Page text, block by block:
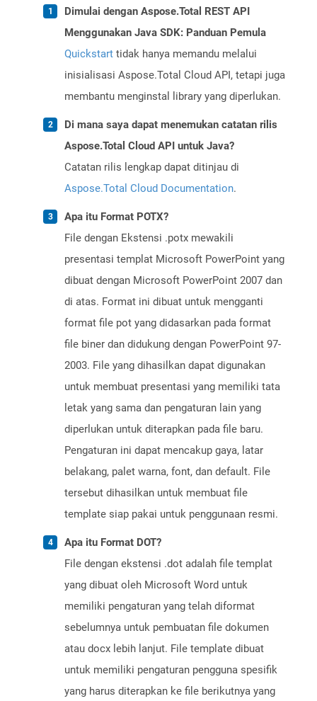
Dimulai dengan Aspose.Total REST API
Menggunakan Java SDK: Panduan Pemula
Quickstart tidak hanya memandu melalui
inisialisasi Aspose.Total Cloud API, tetapi juga
membantu menginstal library yang diperlukan.
Di mana saya dapat menemukan catatan rilis
Aspose.Total Cloud API untuk Java?
Catatan rilis lengkap dapat ditinjau di
Aspose.Total Cloud Documentation.
Apa itu Format POTX?
File dengan Ekstensi .potx mewakili
presentasi templat Microsoft PowerPoint yang
dibuat dengan Microsoft PowerPoint 2007 dan
di atas. Format ini dibuat untuk mengganti
format file pot yang didasarkan pada format
file biner dan didukung dengan PowerPoint 97-
2003. File yang dihasilkan dapat digunakan
untuk membuat presentasi yang memiliki tata
letak yang sama dan pengaturan lain yang
diperlukan untuk diterapkan pada file baru.
Pengaturan ini dapat mencakup gaya, latar
belakang, palet warna, font, dan default. File
tersebut dihasilkan untuk membuat file
template siap pakai untuk penggunaan resmi.
Apa itu Format DOT?
File dengan ekstensi .dot adalah file templat
yang dibuat oleh Microsoft Word untuk
memiliki pengaturan yang telah diformat
sebelumnya untuk pembuatan file dokumen
atau docx lebih lanjut. File template dibuat
untuk memiliki pengaturan pengguna spesifik
yang harus diterapkan ke file berikutnya yang